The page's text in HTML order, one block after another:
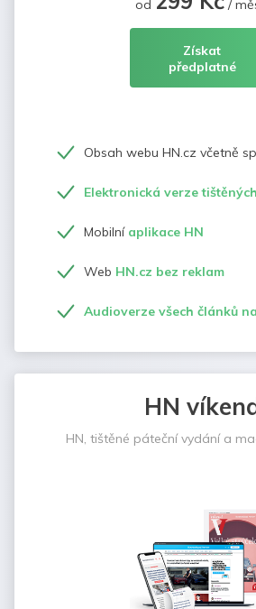
od /
Získat
předplatné
Obsah webu HN.cz včetně
Elektronická verze
Mobilní aplikace HN
Web HN.cz bez reklam
Audioverze všech článků
HN
HN, tištěné páteční vydání a